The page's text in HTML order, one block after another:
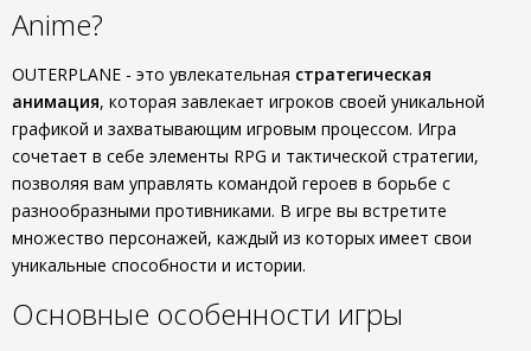
Anime?
OUTERPLANE - это увлекательная стратегическая
анимация, которая завлекает игроков своей уникальной
графикой и захватывающим игровым процессом. Игра
сочетает в себе элементы RPG и тактической стратегии,
позволяя вам управлять командой героев в борьбе с
разнообразными противниками. В игре вы встретите
множество персонажей, каждый из которых имеет свои
уникальные способности и истории.
Основные особенности игры